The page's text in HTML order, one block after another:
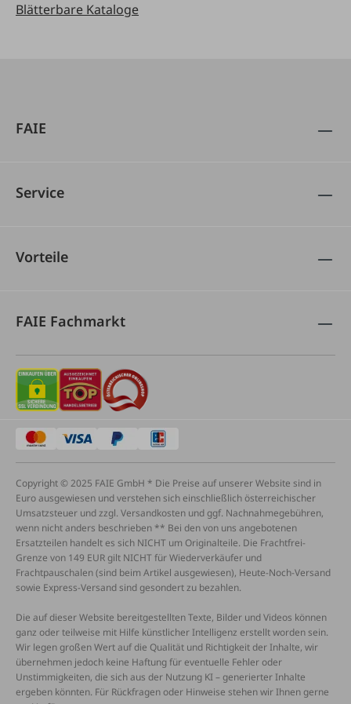
Blätterbare Kataloge
FAIE
Service
Vorteile
FAIE Fachmarkt
Copyright © 2025 FAIE GmbH * Die Preise auf unserer Website sind in
Euro ausgewiesen und verstehen sich einschließlich österreichischer
Umsatzsteuer und zzgl. Versandkosten und ggf. Nachnahmegebühren,
wenn nicht anders beschrieben ** Bei den von uns angebotenen
Ersatzteilen handelt es sich NICHT um Originalteile. Die Frachtfrei-
Grenze von 149 EUR gilt NICHT für Wiederverkäufer und
Frachtpauschalen (sind beim Artikel ausgewiesen), Heute-Noch-Versand
sowie Express-Versand sind gesondert zu bezahlen.
Die auf dieser Website bereitgestellten Texte, Bilder und Videos können
ganz oder teilweise mit Hilfe künstlicher Intelligenz erstellt worden sein.
Wir legen großen Wert auf die Qualität und Richtigkeit der Inhalte, wir
übernehmen jedoch keine Haftung für eventuelle Fehler oder
Unstimmigkeiten, die sich aus der Nutzung KI – generierter Inhalte
ergeben könnten. Für Rückfragen oder Hinweise stehen wir Ihnen gerne